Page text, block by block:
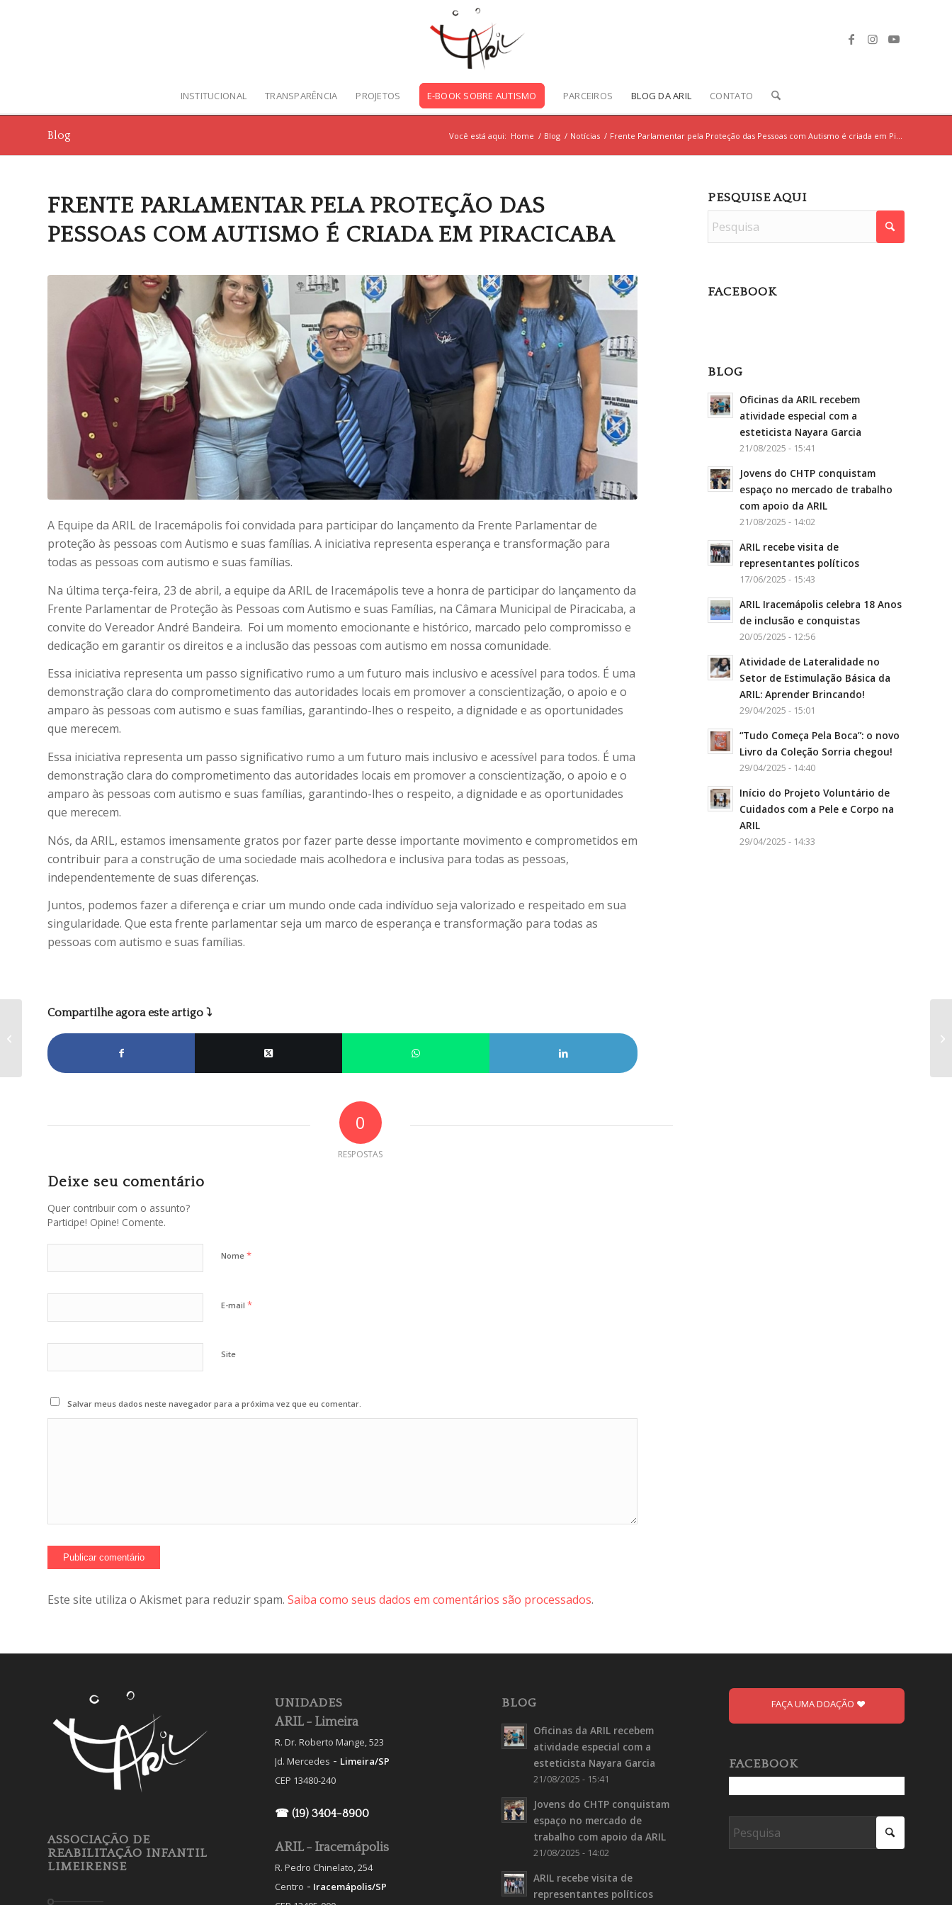
INSTITUCIONAL TRANSPARÊNCIA PROJETOS E-BOOK SOBRE AUTISMO PARCEIROS BLOG DA ARIL CONTATO
Blog Você está aqui: Home / Blog / Notícias / Frente Parlamentar pela Proteção das Pessoas com Autismo é criada em Pi...
FRENTE PARLAMENTAR PELA PROTEÇÃO DAS
PESSOAS COM AUTISMO É CRIADA EM PIRACICABA
A Equipe da ARIL de Iracemápolis foi convidada para participar do lançamento da Frente Parlamentar de
proteção às pessoas com Autismo e suas famílias. A iniciativa representa esperança e transformação para
todas as pessoas com autismo e suas famílias.
Na última terça-feira, 23 de abril, a equipe da ARIL de Iracemápolis teve a honra de participar do lançamento da
Frente Parlamentar de Proteção às Pessoas com Autismo e suas Famílias, na Câmara Municipal de Piracicaba, a
convite do Vereador André Bandeira. Foi um momento emocionante e histórico, marcado pelo compromisso e
dedicação em garantir os direitos e a inclusão das pessoas com autismo em nossa comunidade.
Essa iniciativa representa um passo significativo rumo a um futuro mais inclusivo e acessível para todos. É uma
demonstração clara do comprometimento das autoridades locais em promover a conscientização, o apoio e o
amparo às pessoas com autismo e suas famílias, garantindo-lhes o respeito, a dignidade e as oportunidades
que merecem.
Essa iniciativa representa um passo significativo rumo a um futuro mais inclusivo e acessível para todos. É uma
demonstração clara do comprometimento das autoridades locais em promover a conscientização, o apoio e o
amparo às pessoas com autismo e suas famílias, garantindo-lhes o respeito, a dignidade e as oportunidades
que merecem.
Nós, da ARIL, estamos imensamente gratos por fazer parte desse importante movimento e comprometidos em
contribuir para a construção de uma sociedade mais acolhedora e inclusiva para todas as pessoas,
independentemente de suas diferenças.
Juntos, podemos fazer a diferença e criar um mundo onde cada indivíduo seja valorizado e respeitado em sua
singularidade. Que esta frente parlamentar seja um marco de esperança e transformação para todas as
pessoas com autismo e suas famílias.
Compartilhe agora este artigo ⤵
0
RESPOSTAS
Deixe seu comentário
Quer contribuir com o assunto?
Participe! Opine! Comente.
Nome *
E-mail *
Site
Salvar meus dados neste navegador para a próxima vez que eu comentar.
Este site utiliza o Akismet para reduzir spam. Saiba como seus dados em comentários são processados.
PESQUISE AQUI
FACEBOOK
BLOG
Oficinas da ARIL recebem
atividade especial com a
esteticista Nayara Garcia
21/08/2025 - 15:41
Jovens do CHTP conquistam
espaço no mercado de trabalho
com apoio da ARIL
21/08/2025 - 14:02
ARIL recebe visita de
representantes políticos
17/06/2025 - 15:43
ARIL Iracemápolis celebra 18 Anos
de inclusão e conquistas
20/05/2025 - 12:56
Atividade de Lateralidade no
Setor de Estimulação Básica da
ARIL: Aprender Brincando!
29/04/2025 - 15:01
“Tudo Começa Pela Boca”: o novo
Livro da Coleção Sorria chegou!
29/04/2025 - 14:40
Início do Projeto Voluntário de
Cuidados com a Pele e Corpo na
ARIL
29/04/2025 - 14:33
ASSOCIAÇÃO DE
REABILITAÇÃO INFANTIL
LIMEIRENSE
UNIDADES
ARIL - Limeira
R. Dr. Roberto Mange, 523
Jd. Mercedes - Limeira/SP
CEP 13480-240
☎ (19) 3404-8900
ARIL - Iracemápolis
R. Pedro Chinelato, 254
Centro - Iracemápolis/SP
BLOG
Oficinas da ARIL recebem
atividade especial com a
esteticista Nayara Garcia
21/08/2025 - 15:41
Jovens do CHTP conquistam
espaço no mercado de
trabalho com apoio da ARIL
21/08/2025 - 14:02
ARIL recebe visita de
representantes políticos
FAÇA UMA DOAÇÃO
FACEBOOK
Queima do Alho: Uma
Tradição de Sabores e
Solidariedade